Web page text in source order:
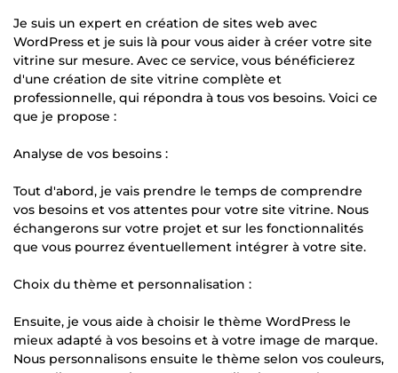
Je suis un expert en création de sites web avec
WordPress et je suis là pour vous aider à créer votre site
vitrine sur mesure. Avec ce service, vous bénéficierez
d'une création de site vitrine complète et
professionnelle, qui répondra à tous vos besoins. Voici ce
que je propose :
Analyse de vos besoins :
Tout d'abord, je vais prendre le temps de comprendre
vos besoins et vos attentes pour votre site vitrine. Nous
échangerons sur votre projet et sur les fonctionnalités
que vous pourrez éventuellement intégrer à votre site.
Choix du thème et personnalisation :
Ensuite, je vous aide à choisir le thème WordPress le
mieux adapté à vos besoins et à votre image de marque.
Nous personnalisons ensuite le thème selon vos couleurs,